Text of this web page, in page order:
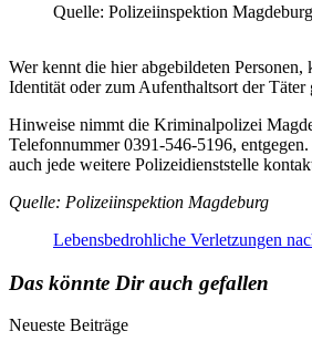
Quelle: Polizeiinspektion Magdeburg
Wer kennt die hier abgebildeten
Identität oder zum Aufenthaltsort der Täter
Hinweise nimmt die Kriminalpolizei
Telefonnummer 0391-546-5196,
auch jede weitere Polizeidienststelle
Quelle: Polizeiinspektion Magdeburg
Lebensbedrohliche Verletzungen
Das könnte Dir auch gefallen
Neueste Beiträge